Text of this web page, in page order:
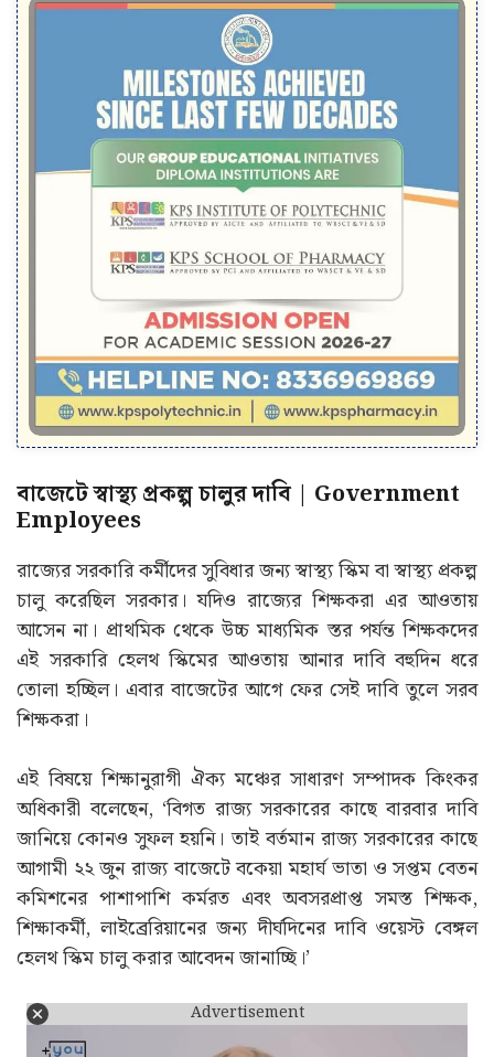
বাজেটে স্বাস্থ্য প্রকল্প চালুর দাবি | Government
Employees
রাজ্যের সরকারি কর্মীদের সুবিধার জন্য স্বাস্থ্য স্কিম বা স্বাস্থ্য প্রকল্প
চালু করেছিল সরকার। যদিও রাজ্যের শিক্ষকরা এর আওতায়
আসেন না। প্রাথমিক থেকে উচ্চ মাধ্যমিক স্তর পর্যন্ত শিক্ষকদের
এই সরকারি হেলথ স্কিমের আওতায় আনার দাবি বহুদিন ধরে
তোলা হচ্ছিল। এবার বাজেটের আগে ফের সেই দাবি তুলে সরব
শিক্ষকরা।
এই বিষয়ে শিক্ষানুরাগী ঐক্য মঞ্চের সাধারণ সম্পাদক কিংকর
অধিকারী বলেছেন, ‘বিগত রাজ্য সরকারের কাছে বারবার দাবি
জানিয়ে কোনও সুফল হয়নি। তাই বর্তমান রাজ্য সরকারের কাছে
আগামী ২২ জুন রাজ্য বাজেটে বকেয়া মহার্ঘ ভাতা ও সপ্তম বেতন
কমিশনের পাশাপাশি কর্মরত এবং অবসরপ্রাপ্ত সমস্ত শিক্ষক,
শিক্ষাকর্মী, লাইব্রেরিয়ানের জন্য দীর্ঘদিনের দাবি ওয়েস্ট বেঙ্গল
হেলথ স্কিম চালু করার আবেদন জানাচ্ছি।’
Advertisement